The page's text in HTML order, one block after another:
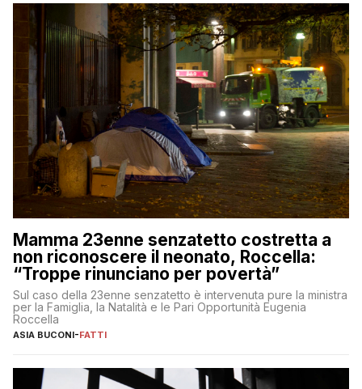
Mamma 23enne senzatetto costretta a
non riconoscere il neonato, Roccella:
“Troppe rinunciano per povertà”
Sul caso della 23enne senzatetto è intervenuta pure la ministra
per la Famiglia, la Natalità e le Pari Opportunità Eugenia
Roccella
ASIA BUCONI-FATTI